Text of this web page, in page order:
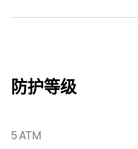
防护等级
5 ATM